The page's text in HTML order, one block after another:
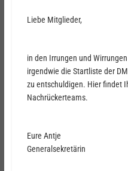
Liebe Mitglieder,
in den Irrungen und
irgendwie die Startliste der
zu entschuldigen. Hier findet
Nachrückerteams.
Eure Antje
Generalsekretärin